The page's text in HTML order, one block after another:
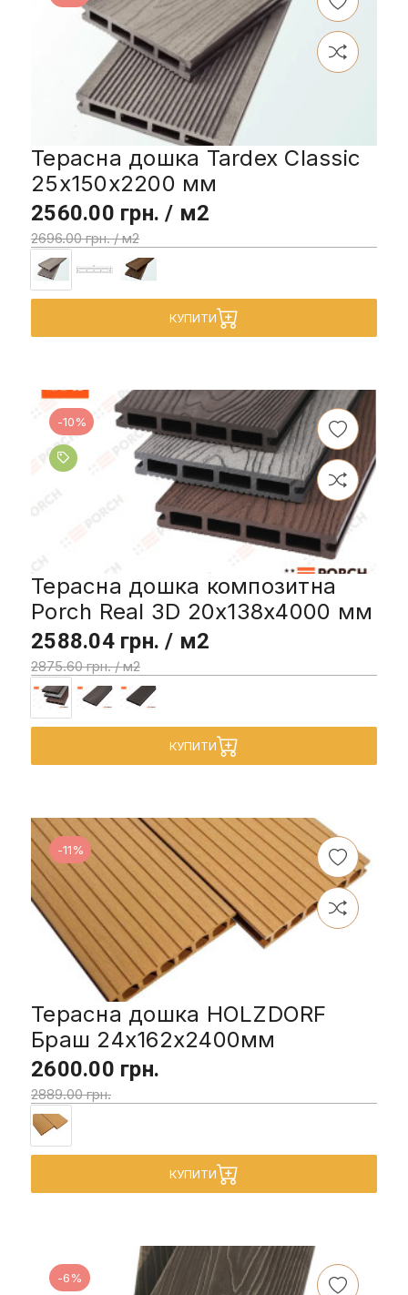
Терасна дошка Tardex Classic
25x150x2200 мм
2560.00 грн. / м2
2696.00 грн. / м2
КУПИТИ
-10%
Терасна дошка композитна
Porch Real 3D 20x138x4000 мм
2588.04 грн. / м2
2875.60 грн. / м2
КУПИТИ
-11%
Терасна дошка HOLZDORF
Браш 24х162х2400мм
2600.00 грн.
2889.00 грн.
КУПИТИ
-6%